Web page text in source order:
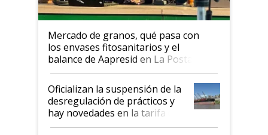
Mercado de granos, qué pasa con
los envases fitosanitarios y el
balance de Aapresid en La Posta
Oficializan la suspensión de la
desregulación de prácticos y
hay novedades en la tarifa de
la hidrovía